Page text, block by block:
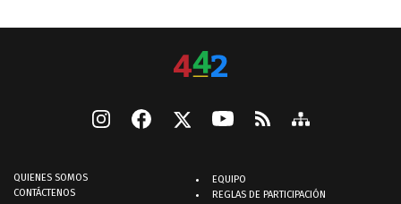
QUIENES SOMOS
CONTÁCTENOS
EQUIPO
REGLAS DE PARTICIPACIÓN